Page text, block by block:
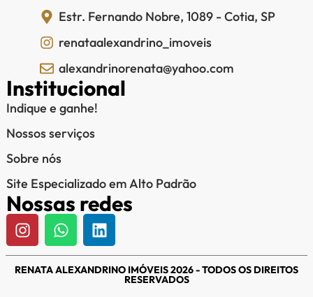
Estr. Fernando Nobre, 1089 - Cotia, SP
renataalexandrino_imoveis
alexandrinorenata@yahoo.com
Institucional
Indique e ganhe!
Nossos serviços
Sobre nós
Site Especializado em Alto Padrão
Nossas redes
RENATA ALEXANDRINO IMÓVEIS 2026 - TODOS OS DIREITOS
RESERVADOS